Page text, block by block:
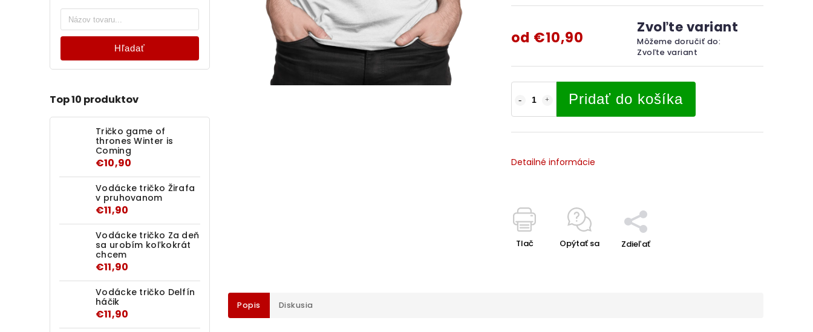
Hľadať
Top 10 produktov
Tričko game of
thrones Winter is
Coming
€10,90
Vodácke tričko Žirafa
v pruhovanom
€11,90
Vodácke tričko Za deň
sa urobím koľkokrát
chcem
€11,90
Vodácke tričko Delfín
háčik
€11,90
od €10,90
Zvoľte variant
Môžeme doručiť do:
Zvoľte variant
Pridať do košíka
Detailné informácie
Tlač Opýtať sa Zdieľať
Popis Diskusia